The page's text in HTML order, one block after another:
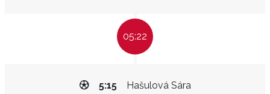
05:22
Hašulová Sára
5:15